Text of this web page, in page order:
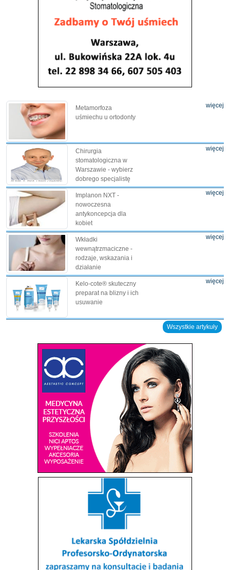
Metamorfoza
uśmiechu u ortodonty
więcej
Chirurgia
stomatologiczna w
Warszawie - wybierz
dobrego specjalistę
więcej
Implanon NXT -
nowoczesna
antykoncepcja dla
kobiet
więcej
Wkładki
wewnątrzmaciczne -
rodzaje, wskazania i
działanie
więcej
Kelo-cote® skuteczny
preparat na blizny i ich
usuwanie
więcej
Wszystkie artykuły